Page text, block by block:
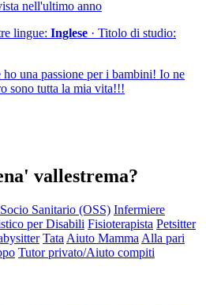
nell'ultimo anno
lingue: Inglese · Titolo di studio:
una passione per i bambini! Io ne
sono tutta la mia vita!!!
vallestrema?
Sanitario (OSS) Infermiere
per Disabili Fisioterapista Petsitter
Tata Aiuto Mamma Alla pari
Tutor privato/Aiuto compiti